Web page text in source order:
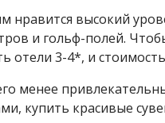
нравится высокий
и гольф-полей.
отели 3-4*, и
менее
купить красивые